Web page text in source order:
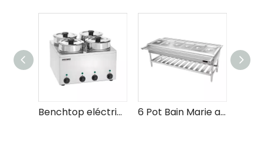
Benchtop eléctrico Hot Bain Marie Price 6 Pot Bain Marie a la venta